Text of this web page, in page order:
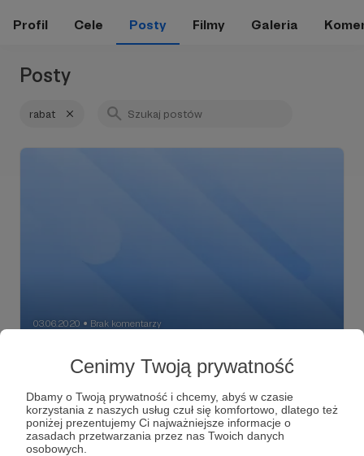
Cenimy Twoją prywatność
Dbamy o Twoją prywatność i chcemy, abyś w czasie
korzystania z naszych usług czuł się komfortowo, dlatego też
poniżej prezentujemy Ci najważniejsze informacje o
zasadach przetwarzania przez nas Twoich danych
osobowych.
Profil Cele Posty Filmy Galeria
Posty
rabat
03.06.2020 ● Brak komentarzy
Sklep KNA i co on dla Patronów oznacza.
Chciałem Wam niesamowicie podziękować za wsparcie
podcastu KNA i za udział w konkursie. Dziś rusza sklep KNA
i chciałem się podzielić z Wami moimi przemyśleniami i
oferować stały kod rabatowy.
sklep urodziny rabat